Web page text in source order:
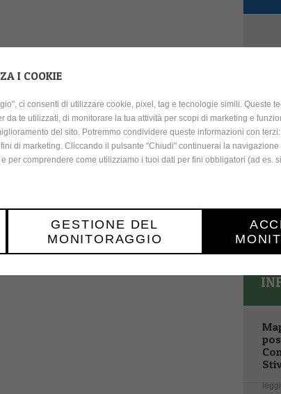
« Dic
3
10
17
leggi
I COOKIE
ci consenti di utilizzare cookie, pixel, tag e tecnologie simili. Queste
da te utilizzati, di monitorare la tua attività per scopi di marketing e
del sito. Potremmo condividere queste informazioni con
di marketing. Cliccando il pulsante "Chiudi" continuerai la
per comprendere come utilizziamo i tuoi dati per fini obbligatori (ad es.
GESTIONE DEL
MONITORAGGIO